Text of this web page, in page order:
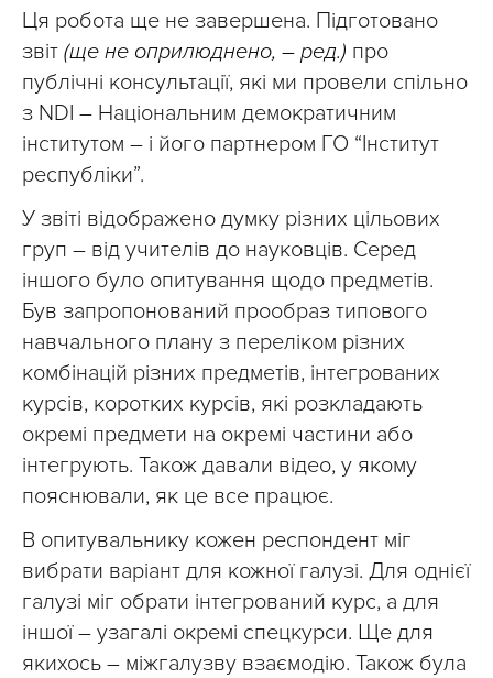
Ця робота ще не завершена. Підготовано
звіт (ще не оприлюднено, – ред.) про
публічні консультації, які ми провели спільно
з NDI – Національним демократичним
інститутом – і його партнером ГО “Інститут
республіки”.
У звіті відображено думку різних цільових
груп – від учителів до науковців. Серед
іншого було опитування щодо предметів.
Був запропонований прообраз типового
навчального плану з переліком різних
комбінацій різних предметів, інтегрованих
курсів, коротких курсів, які розкладають
окремі предмети на окремі частини або
інтегрують. Також давали відео, у якому
пояснювали, як це все працює.
В опитувальнику кожен респондент міг
вибрати варіант для кожної галузі. Для однієї
галузі міг обрати інтегрований курс, а для
іншої – узагалі окремі спецкурси. Ще для
якихось – міжгалузву взаємодію. Також була